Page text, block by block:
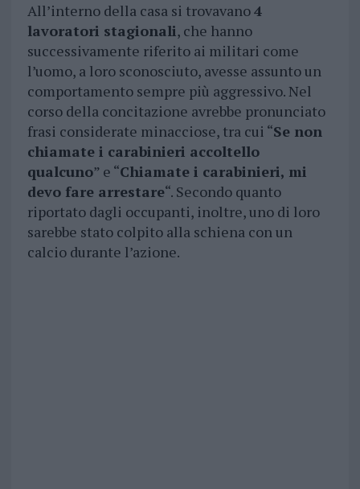
All’interno della casa si trovavano4
lavoratori stagionali, che hanno
successivamente riferito ai militari come
l’uomo, a loro sconosciuto, avesse assunto un
comportamento sempre più aggressivo. Nel
corso della concitazione avrebbe pronunciato
frasi considerate minacciose, tra cui “Se non
chiamate i carabinieri accoltello
qualcuno” e “Chiamate i carabinieri, mi
devo fare arrestare“. Secondo quanto
riportato dagli occupanti, inoltre, uno di loro
sarebbe stato colpito alla schiena con un
calcio durante l’azione.